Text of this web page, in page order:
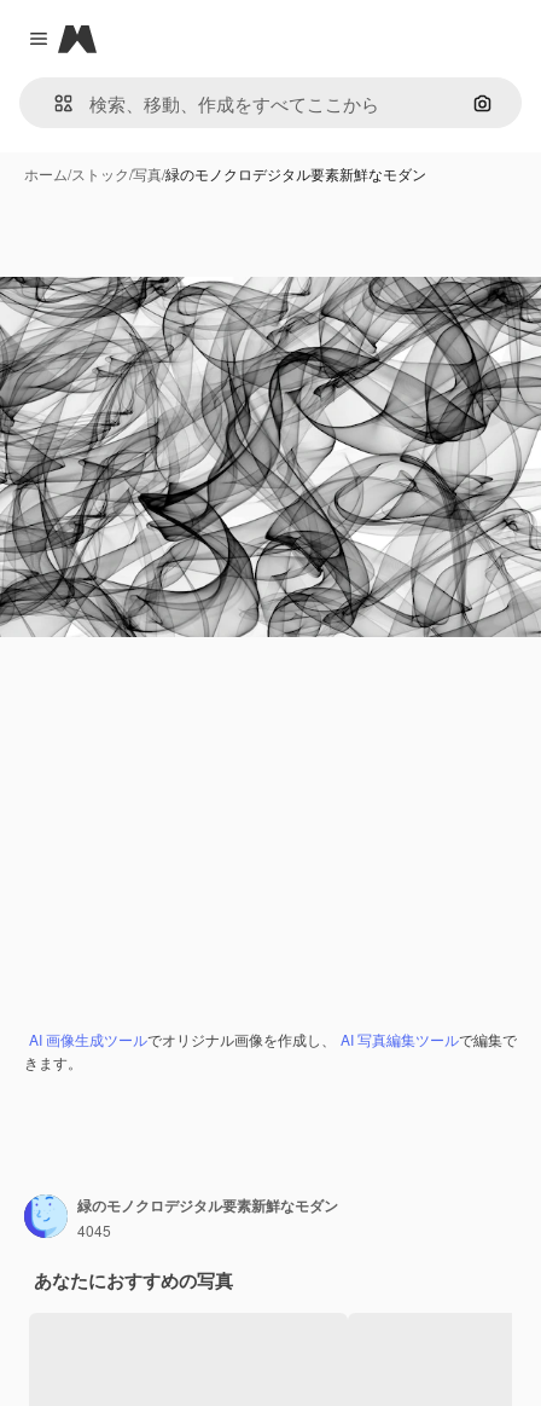
Close menu
Magnific
画像で
ホーム/ストック/写真/緑のモノクロデジタル要素新鮮なモダン
AI 画像生成ツールでオリジナル画像を作成し、 AI 写真編集ツールで編集で
きます。
緑のモノクロデジタル要素新鮮なモダン
4045
あなたにおすすめの写真